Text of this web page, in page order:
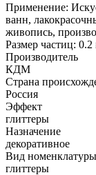
Применение:
ванн,
живопись,
Размер частиц:
Производитель
КДМ
Страна
Россия
Эффект
глиттеры
Назначение
декоративное
Вид номенклатуры
глиттеры